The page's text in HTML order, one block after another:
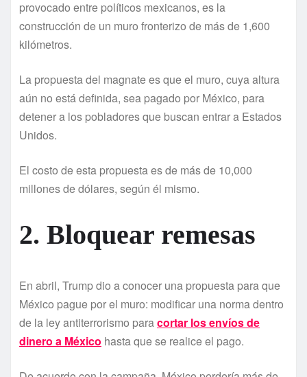
provocado entre polí­ticos mexicanos, es la
construcción de un muro fronterizo de más de 1,600
kilómetros.
La propuesta del magnate es que el muro, cuya altura
aún no está definida, sea pagado por México, para
detener a los pobladores que buscan entrar a Estados
Unidos.
El costo de esta propuesta es de más de 10,000
millones de dólares, según él mismo.
2. Bloquear remesas
En abril, Trump dio a conocer una propuesta para que
México pague por el muro: modificar una norma dentro
de la ley antiterrorismo paracortar los enví­os de
dinero a México hasta que se realice el pago.